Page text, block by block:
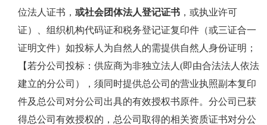
位法人证书， 或社会团体法人登记证书，或执业许可
证）、组织机构代码证和税务登记证复印件（或三证合一
证明文件）如投标人为自然人的需提供自然人身份证明；
【若分公司投标：供应商为非独立法人 (即由合法法人依法
建立的分公司），须同时提供总公司的营业执照副本复印
件及总公司对分公司出具的有效授权书原件。分公司已获
得总公司有效授权的，总公司取得的相关资质证书对分公